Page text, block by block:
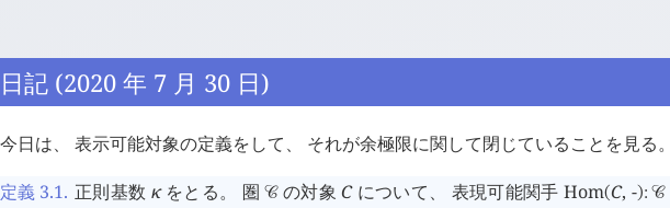
日記 (2020 年 7 月 30 日)
今日は、 表示可能対象の定義をして、 それが余極限に関して閉じていることを見る。
定義 3.1. 正則基数 κをとる。 圏󰒚の対象Cについて、 表現可能関手Hom(C, -): 󰒚